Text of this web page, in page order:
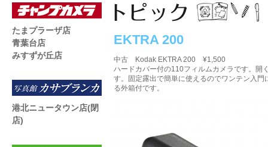
EKTRA 200
中古 Kodak EKTRA 200 ¥1,500
ハードカバー付の110フィルムカメラです。開
す。固定露出で簡単に使えるのでワンテン入
る外箱付です。
たまプラーザ店
青葉台店
みすずが丘店
港北ニュータウン店(閉
店)